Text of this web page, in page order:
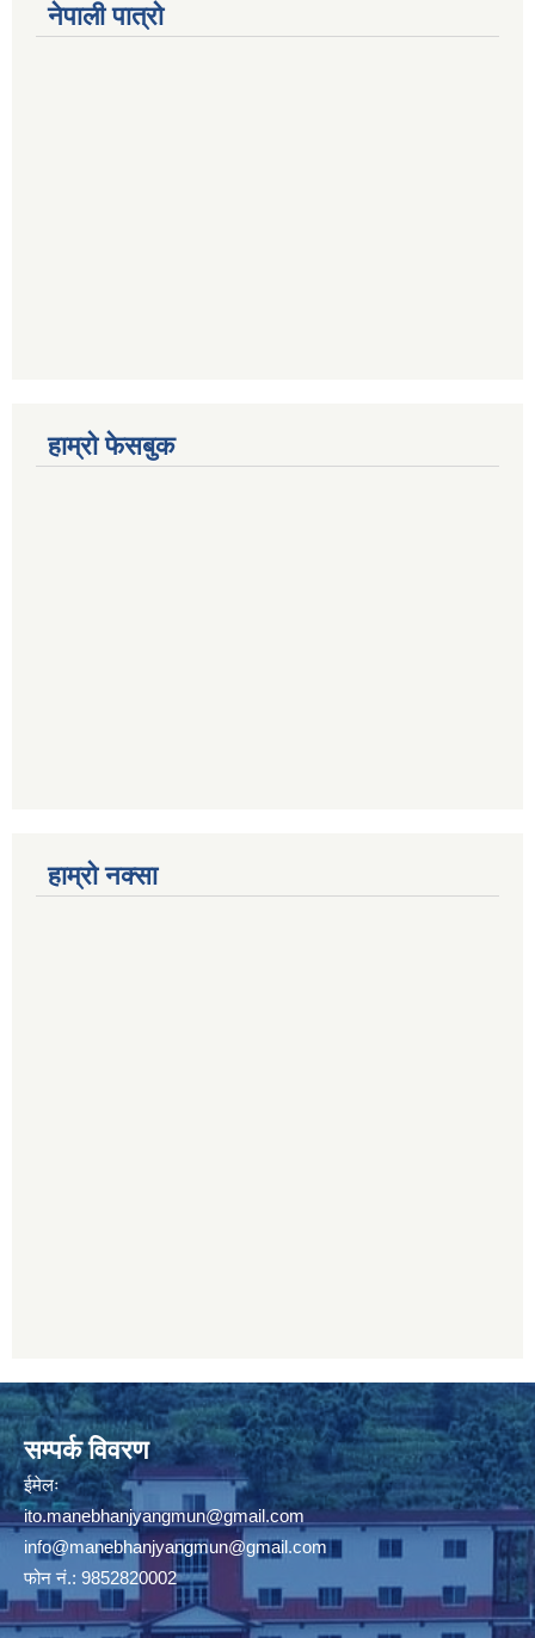
नेपाली पात्रो
हाम्रो फेसबुक
हाम्रो नक्सा
सम्पर्क विवरण
ईमेलः
ito.manebhanjyangmun@gmail.com
info@manebhanjyangmun@gmail.com
फोन नं.: 9852820002